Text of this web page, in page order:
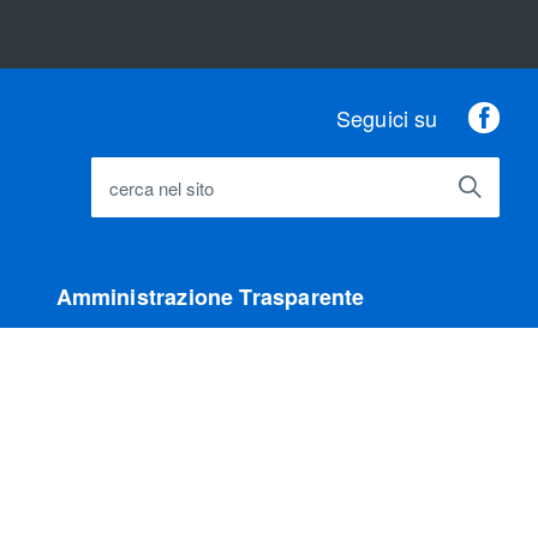
Seguici su
cerca nel sito
Amministrazione Trasparente